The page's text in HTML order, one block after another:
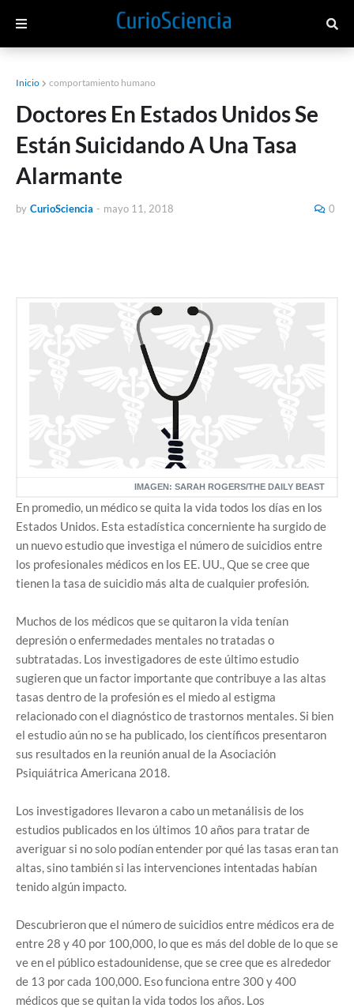
Inicio comportamiento humano
Doctores En Estados Unidos Se
Están Suicidando A Una Tasa
Alarmante
by CurioSciencia - mayo 11, 2018 0
IMAGEN: SARAH ROGERS/THE DAILY BEAST
En promedio, un médico se quita la vida todos los días en los
Estados Unidos. Esta estadística concerniente ha surgido de
un nuevo estudio que investiga el número de suicidios entre
los profesionales médicos en los EE. UU., Que se cree que
tienen la tasa de suicidio más alta de cualquier profesión.
Muchos de los médicos que se quitaron la vida tenían
depresión o enfermedades mentales no tratadas o
subtratadas. Los investigadores de este último estudio
sugieren que un factor importante que contribuye a las altas
tasas dentro de la profesión es el miedo al estigma
relacionado con el diagnóstico de trastornos mentales. Si bien
el estudio aún no se ha publicado, los científicos presentaron
sus resultados en la reunión anual de la Asociación
Psiquiátrica Americana 2018.
Los investigadores llevaron a cabo un metanálisis de los
estudios publicados en los últimos 10 años para tratar de
averiguar si no solo podían entender por qué las tasas eran tan
altas, sino también si las intervenciones intentadas habían
tenido algún impacto.
Descubrieron que el número de suicidios entre médicos era de
entre 28 y 40 por 100,000, lo que es más del doble de lo que se
ve en el público estadounidense, que se cree que es alrededor
de 13 por cada 100,000. Eso funciona entre 300 y 400
médicos que se quitan la vida todos los años. Los